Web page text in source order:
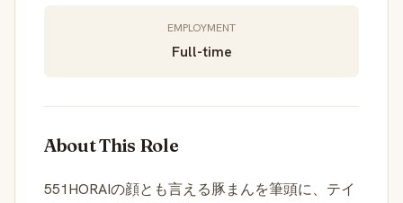
EMPLOYMENT
Full-time
About This Role
551HORAIの顔とも言える豚まんを筆頭に、テイ